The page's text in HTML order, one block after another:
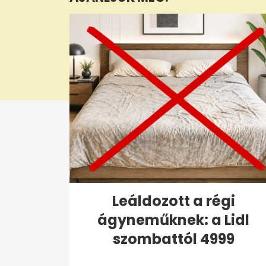
secondsVolume
0%
Leáldozott a régi
ágyneműknek: a Lidl
szombattól 4999